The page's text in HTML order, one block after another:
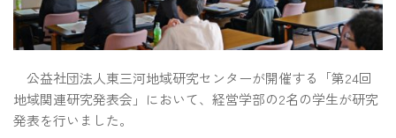
公益社団法人東三河地域研究センターが開催する「第24回
地域関連研究発表会」において、経営学部の2名の学生が研究
発表を行いました。